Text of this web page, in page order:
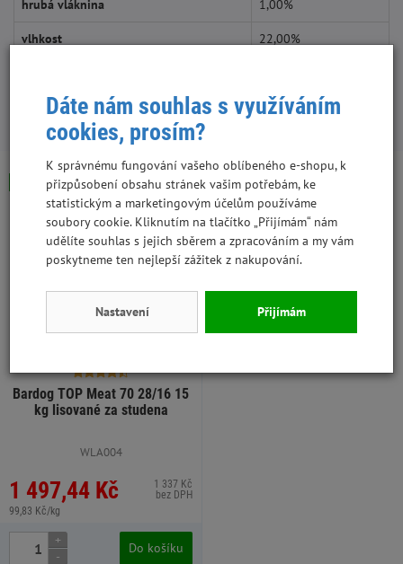
hrubá vláknina 1,00%
vlhkost 22,00%
S tímto produktem lidé kupují:
Bardog TOP Meat 70 28/16 15
kg lisované za studena
WLA004
1 497,44 Kč
99,83 Kč/kg
1 337 Kč
bez DPH
Skladem
+
-
Do košíku
Dáte nám souhlas s využíváním
cookies, prosím?
K správnému fungování vašeho oblíbeného e-shopu, k
přizpůsobení obsahu stránek vašim potřebám, ke
statistickým a marketingovým účelům používáme
soubory cookie. Kliknutím na tlačítko „Přijímám“ nám
udělíte souhlas s jejich sběrem a zpracováním a my vám
poskytneme ten nejlepší zážitek z nakupování.
Nastavení Přijímám